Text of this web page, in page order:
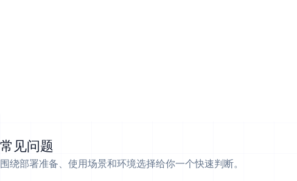
常见问题
围绕部署准备、使用场景和环境选择给你一个快速判断。